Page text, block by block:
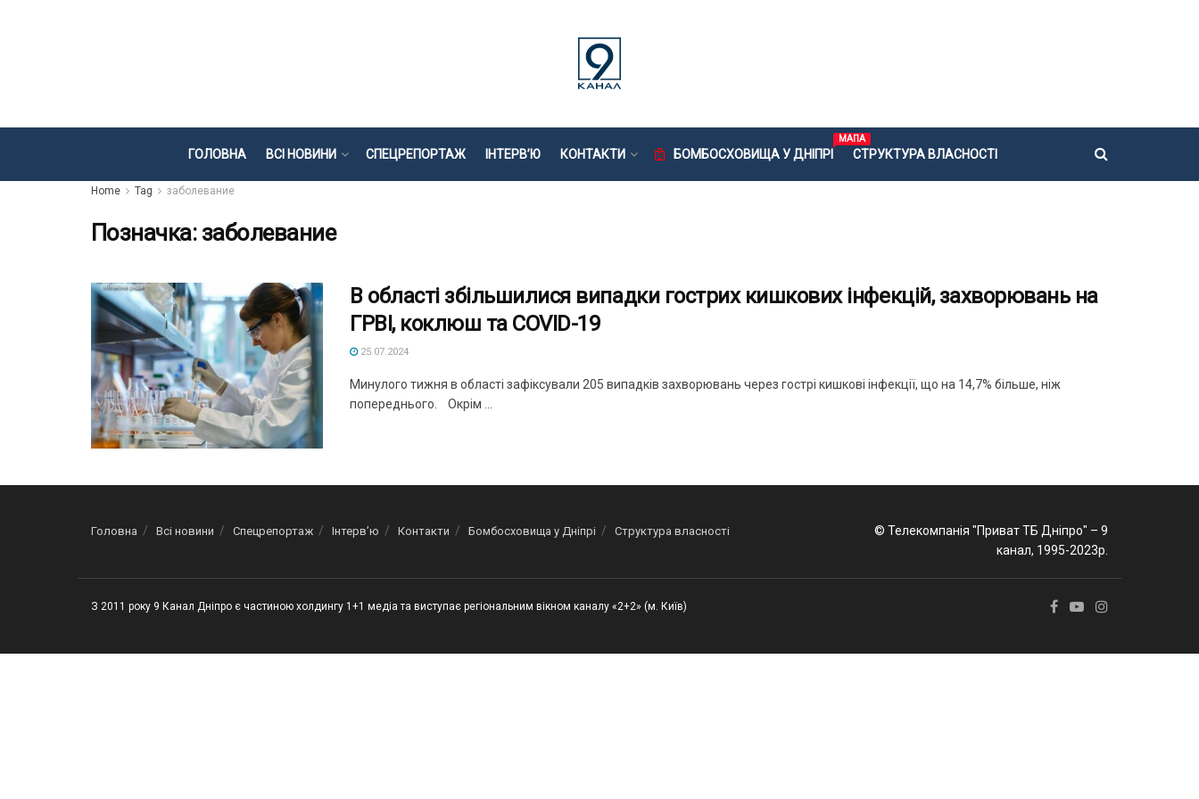
ГОЛОВНА ВСІ НОВИНИ СПЕЦРЕПОРТАЖ ІНТЕРВ’Ю КОНТАКТИ БОМБОСХОВИЩА У ДНІПРІ
МАПА
СТРУКТУРА ВЛАСНОСТІ
Home Tag заболевание
Позначка: заболевание
В області збільшилися випадки гострих кишкових інфекцій, захворювань на
ГРВІ, коклюш та COVID-19
25.07.2024
Минулого тижня в області зафіксували 205 випадків захворювань через гострі кишкові інфекції, що на 14,7% більше, ніж
попереднього. Окрім ...
Головна Всі новини Спецрепортаж Інтерв’ю Контакти Бомбосховища у Дніпрі Структура власності
© Телекомпанія "Приват ТБ Дніпро" – 9
канал, 1995-2023р.
З 2011 року 9 Канал Дніпро є частиною холдингу 1+1 медіа та виступає регіональним вікном каналу «2+2» (м. Київ)